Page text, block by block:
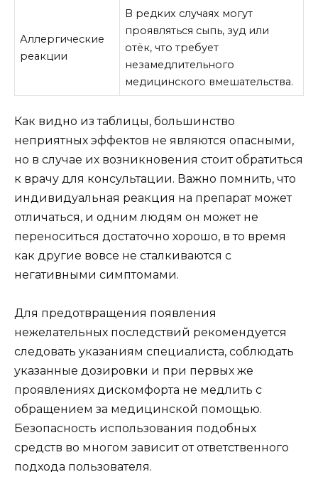
Аллергические
реакции
В редких случаях могут
проявляться сыпь, зуд или
отёк, что требует
незамедлительного
медицинского вмешательства.
Как видно из таблицы, большинство
неприятных эффектов не являются опасными,
но в случае их возникновения стоит обратиться
к врачу для консультации. Важно помнить, что
индивидуальная реакция на препарат может
отличаться, и одним людям он может не
переноситься достаточно хорошо, в то время
как другие вовсе не сталкиваются с
негативными симптомами.
Для предотвращения появления
нежелательных последствий рекомендуется
следовать указаниям специалиста, соблюдать
указанные дозировки и при первых же
проявлениях дискомфорта не медлить с
обращением за медицинской помощью.
Безопасность использования подобных
средств во многом зависит от ответственного
подхода пользователя.